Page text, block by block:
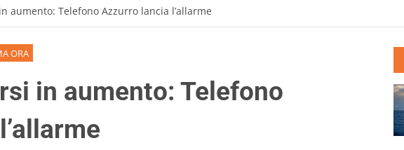
aumento: Telefono Azzurro lancia l’allarme
ORA
in aumento: Telefono